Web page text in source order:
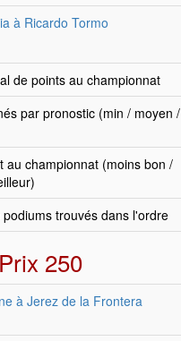
à Ricardo Tormo
de points au championnat
par pronostic (min / moyen /
au championnat (moins bon /
trouvés dans l'ordre
250
à Jerez de la Frontera